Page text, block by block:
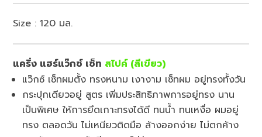
Size : 120 มล.
แคริ่ง แฮร์แว๊กซ์ เซ็ท สไปค์ (สีเขียว)
แว๊กซ์ เซ็ทผมตั้ง ทรงหนาม เงางาม เซ็ทผม อยู่ทรงทั้งวัน
กระปุกเดียวอยู่ สูตร เพิ่มประสิทธิภาพการอยู่ทรง นาน
เป็นพิเศษ ให้การยึดเกาะทรงได้ดี ทนน้ำ ทนเหงื่อ ผมอยู่
ทรง ตลอดวัน ไม่เหนียวติดมือ ล้างออกง่าย ไม่ตกค้าง